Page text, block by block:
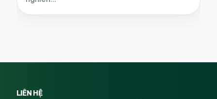
LIÊN HỆ